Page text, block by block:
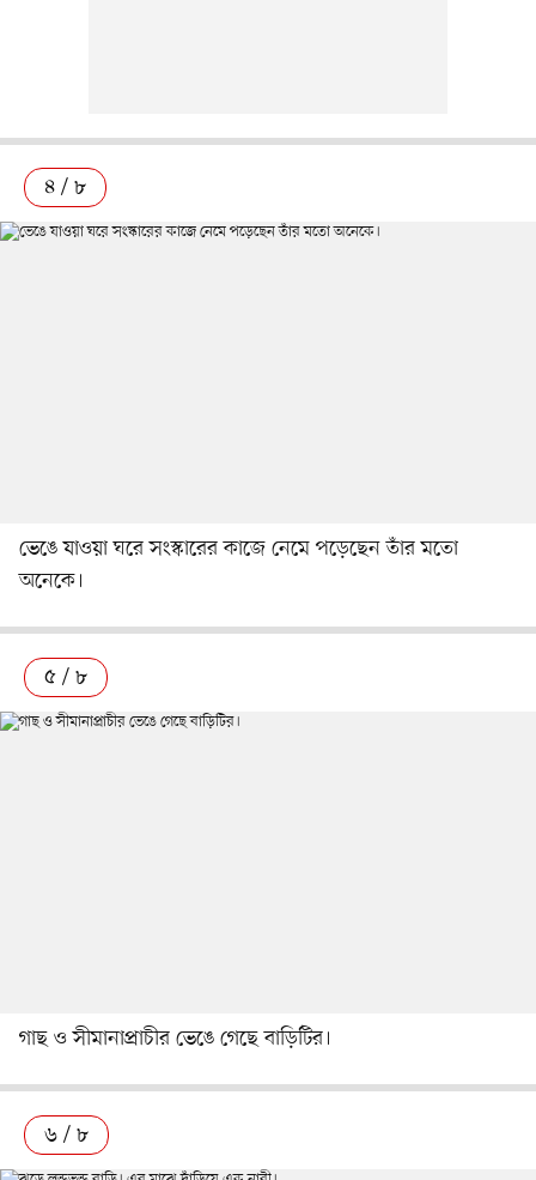
৪ / ৮
ভেঙে যাওয়া ঘরে সংস্কারের কাজে নেমে পড়েছেন তাঁর মতো
অনেকে।
৫ / ৮
গাছ ও সীমানাপ্রাচীর ভেঙে গেছে বাড়িটির।
৬ / ৮